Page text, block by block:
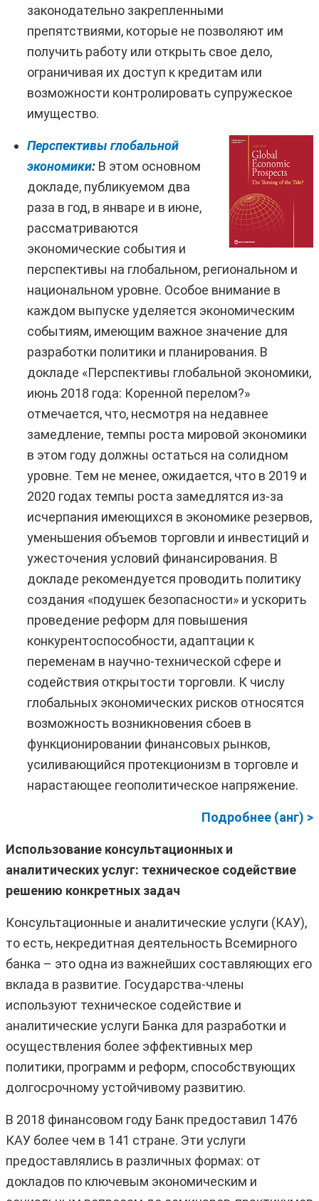
законодательно закрепленными
препятствиями, которые не позволяют им
получить работу или открыть свое дело,
ограничивая их доступ к кредитам или
возможности контролировать супружеское
имущество.
Перспективы глобальной
экономики: В этом основном
докладе, публикуемом два
раза в год, в январе и в июне,
рассматриваются
экономические события и
перспективы на глобальном, региональном и
национальном уровне. Особое внимание в
каждом выпуске уделяется экономическим
событиям, имеющим важное значение для
разработки политики и планирования. В
докладе «Перспективы глобальной экономики,
июнь 2018 года: Коренной перелом?»
отмечается, что, несмотря на недавнее
замедление, темпы роста мировой экономики
в этом году должны остаться на солидном
уровне. Тем не менее, ожидается, что в 2019 и
2020 годах темпы роста замедлятся из-за
исчерпания имеющихся в экономике резервов,
уменьшения объемов торговли и инвестиций и
ужесточения условий финансирования. В
докладе рекомендуется проводить политику
создания «подушек безопасности» и ускорить
проведение реформ для повышения
конкурентоспособности, адаптации к
переменам в научно-технической сфере и
содействия открытости торговли. К числу
глобальных экономических рисков относятся
возможность возникновения сбоев в
функционировании финансовых рынков,
усиливающийся протекционизм в торговле и
нарастающее геополитическое напряжение.
Подробнее (анг) >
Использование консультационных и
аналитических услуг: техническое содействие
решению конкретных задач
Консультационные и аналитические услуги (КАУ),
то есть, некредитная деятельность Всемирного
банка – это одна из важнейших составляющих его
вклада в развитие. Государства-члены
используют техническое содействие и
аналитические услуги Банка для разработки и
осуществления более эффективных мер
политики, программ и реформ, способствующих
долгосрочному устойчивому развитию.
В 2018 финансовом году Банк предоставил 1476
КАУ более чем в 141 стране. Эти услуги
предоставлялись в различных формах: от
докладов по ключевым экономическим и